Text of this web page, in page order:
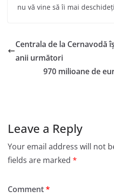
nu vă vine să îi mai
Centrala de la Cernavodă
anii următori
970 milioane de
Leave a Reply
Your email address will not
fields are marked *
Comment*